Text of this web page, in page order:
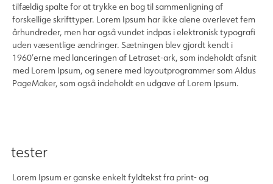
tilfældig spalte for at trykke en bog til sammenligning af
forskellige skrifttyper. Lorem Ipsum har ikke alene overlevet fem
århundreder, men har også vundet indpas i elektronisk typografi
uden væsentlige ændringer. Sætningen blev gjordt kendt i
1960’erne med lanceringen af Letraset-ark, som indeholdt afsnit
med Lorem Ipsum, og senere med layoutprogrammer som Aldus
PageMaker, som også indeholdt en udgave af Lorem Ipsum.
tester
Lorem Ipsum er ganske enkelt fyldtekst fra print- og